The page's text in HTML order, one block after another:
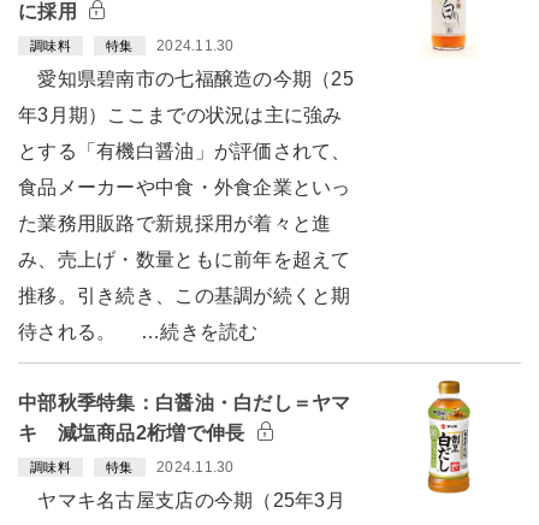
に採用
調味料 特集 2024.11.30
愛知県碧南市の七福醸造の今期（25
年3月期）ここまでの状況は主に強み
とする「有機白醤油」が評価されて、
食品メーカーや中食・外食企業といっ
た業務用販路で新規採用が着々と進
み、売上げ・数量ともに前年を超えて
推移。引き続き、この基調が続くと期
待される。 …続きを読む
中部秋季特集：白醤油・白だし＝ヤマ
キ 減塩商品2桁増で伸長
調味料 特集 2024.11.30
ヤマキ名古屋支店の今期（25年3月